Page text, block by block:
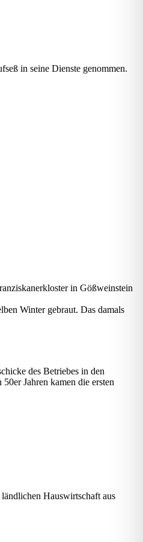
in seine Dienste genommen.
in Gößweinstein
Winter gebraut. Das damals
des Betriebes in den
Jahren kamen die ersten
Hauswirtschaft aus